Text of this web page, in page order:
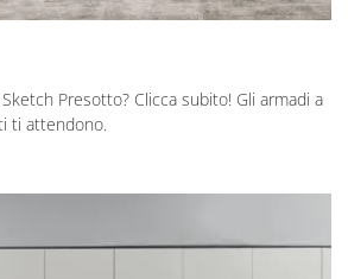
Presotto? Clicca subito! Gli armadi a
ti attendono.